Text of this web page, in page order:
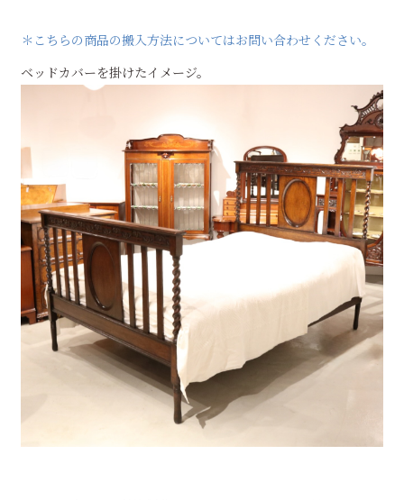
＊こちらの商品の搬入方法についてはお問い合わせください。
ベッドカバーを掛けたイメージ。